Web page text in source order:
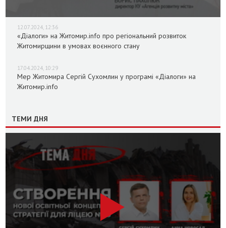
12.07.2024, 12:36
«Діалоги» на Житомир.info про регіональний розвиток
Житомирщини в умовах воєнного стану
17.04.2024, 10:29
Мер Житомира Сергій Сухомлин у програмі «Діалоги» на
Житомир.info
ТЕМИ ДНЯ